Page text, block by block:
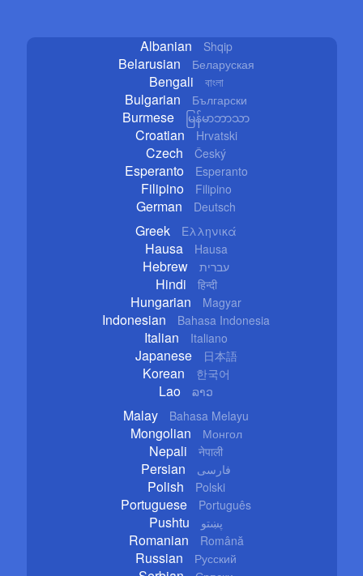
Albanian Shqip
Belarusian Беларуская
Bengali বাংলা
Bulgarian Български
Burmese မြန်မာဘာသာ
Croatian Hrvatski
Czech Český
Esperanto Esperanto
Filipino Filipino
German Deutsch
Greek Ελληνικά
Hausa Hausa
Hebrew עברית
Hindi हिन्दी
Hungarian Magyar
Indonesian Bahasa Indonesia
Italian Italiano
Japanese 日本語
Korean 한국어
Lao ລາວ
Malay Bahasa Melayu
Mongolian Монгол
Nepali नेपाली
Persian فارسی
Polish Polski
Portuguese Português
Pushtu پښتو
Romanian Română
Russian Русский